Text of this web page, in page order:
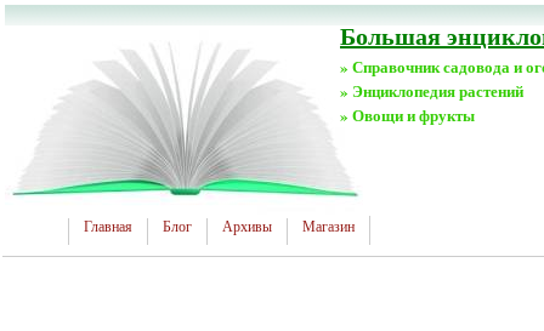
Большая
» Справочник садовода и
» Энциклопедия растений
» Овощи и фрукты
Главная Блог Архивы Магазин